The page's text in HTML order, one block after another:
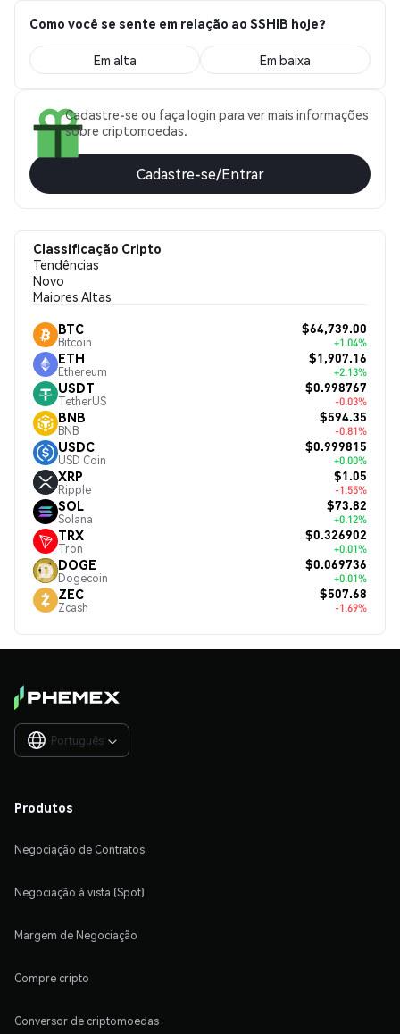
Como você se sente em relação ao SSHIB hoje?
Em alta Em baixa
Cadastre-se ou faça login para ver mais informações
sobre criptomoedas.
Cadastre-se/Entrar
Classificação Cripto
Tendências
Novo
Maiores Altas
BTC
Bitcoin
$64,739.00
+1.04%
ETH
Ethereum
$1,907.16
+2.13%
USDT
TetherUS
$0.998767
-0.03%
BNB
BNB
$594.35
-0.81%
USDC
USD Coin
$0.999815
+0.00%
XRP
Ripple
$1.05
-1.55%
SOL
Solana
$73.82
+0.12%
TRX
Tron
$0.326902
+0.01%
DOGE
Dogecoin
$0.069736
+0.01%
ZEC
Zcash
$507.68
-1.69%
Português 
Produtos
Negociação de Contratos
Negociação à vista (Spot)
Margem de Negociação
Compre cripto
Conversor de criptomoedas